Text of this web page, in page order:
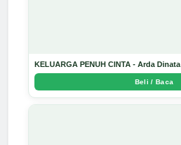
KELUARGA PENUH CINTA - Arda Dinata
Beli / Baca